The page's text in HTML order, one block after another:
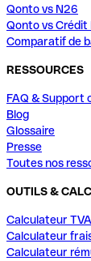
Qonto vs N26
Qonto vs Crédit
Comparatif de
RESSOURCES
FAQ & Support
Blog
Glossaire
Presse
Toutes nos
OUTILS &
Calculateur TVA
Calculateur
Calculateur